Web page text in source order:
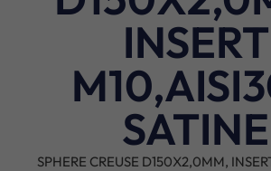
INSERT
SATINE
SPHERE CREUSE D150X2,0MM,